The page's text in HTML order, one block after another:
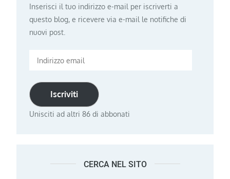
Inserisci il tuo indirizzo e-mail per iscriverti a
questo blog, e ricevere via e-mail le notifiche di
nuovi post.
Indirizzo
Iscriviti
Unisciti ad altri 86 di abbonati
CERCA NEL SITO